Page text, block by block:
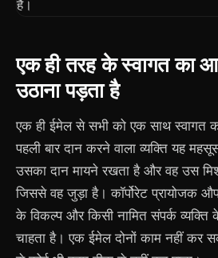
एक ही तरह के स्वागत का
उठाना पड़ता है
एक ही ईमेल से सभी को एक साथ स्वागत
पहली बार दान करने वाला व्यक्ति यह
उसका दान मायने रखता है और वह उस
जिससे वह जुड़ा है। कॉर्पोरेट प्रायोजक
के विकल्प और किसी नामित संपर्क
चाहता है। एक ईमेल दोनों काम नहीं कर